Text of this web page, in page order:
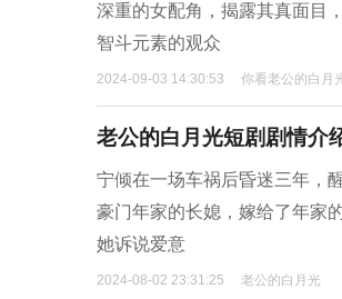
深重的女配角，揭露其真面目
智斗元素的观众
2024-09-03 14:30:53 你看老公的白月
老公的白月光短剧剧情介
宁倾在一场车祸后昏迷三年，
豪门年家的长媳，嫁给了年家
她诉说爱意
2024-08-02 23:31:25 老公的白月光